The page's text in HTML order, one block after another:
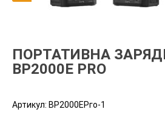
ПОРТАТИВНА
ВР2000Е PRO
Артикул: ВР2000ЕРго-1